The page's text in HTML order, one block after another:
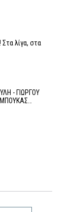
λίγα, στα
- ΓΙΩΡΓΟΥ